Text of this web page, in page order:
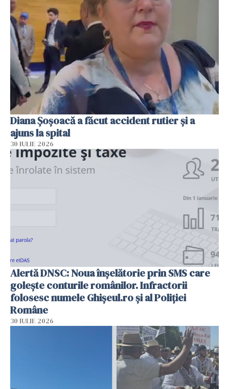
Diana Șoșoacă a făcut accident rutier și a
ajuns la spital
30 IULIE 2026
Alertă DNSC: Noua înșelătorie prin SMS care
golește conturile românilor. Infractorii
folosesc numele Ghișeul.ro și al Poliției
Române
30 IULIE 2026